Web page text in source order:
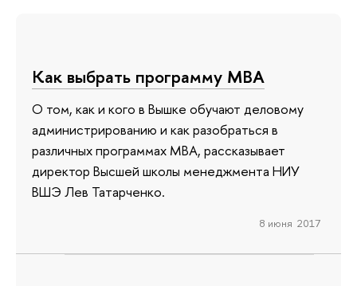
Как выбрать программу MBA
О том, как и кого в Вышке обучают деловому
администрированию и как разобраться в
различных программах MBA, рассказывает
директор Высшей школы менеджмента НИУ
ВШЭ Лев Татарченко.
8 июня 2017